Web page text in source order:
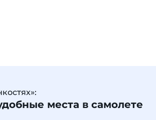
места в самолете